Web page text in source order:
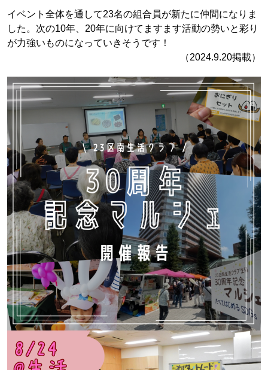
イベント全体を通して23名の組合員が新たに仲間になりま
した。次の10年、20年に向けてますます活動の勢いと彩り
が力強いものになっていきそうです！
（2024.9.20掲載）